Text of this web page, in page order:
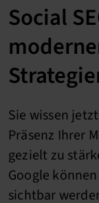
Social
Sie wissen
Präsenz Ihrer
gezielt zu
Google
sichtbar